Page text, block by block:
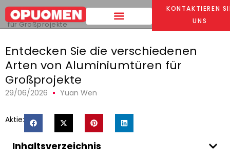
KONTAKTIEREN
UNS
Heim >
Entdecken Sie die verschiedenen Arten von Aluminiumtüren
für Großprojekte
Entdecken Sie die verschiedenen
Arten von Aluminiumtüren für
Großprojekte
29/06/2026 Yuan Wen
Aktie:
Inhaltsverzeichnis